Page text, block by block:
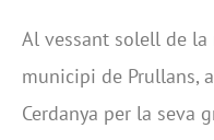
Al vessant solell de
municipi de Prullans,
Cerdanya per la seva